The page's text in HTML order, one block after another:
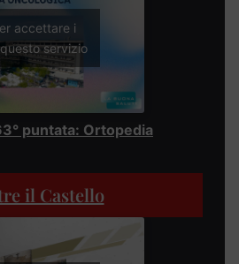
accettare i
servizio
puntata: Ortopedia
il Castello